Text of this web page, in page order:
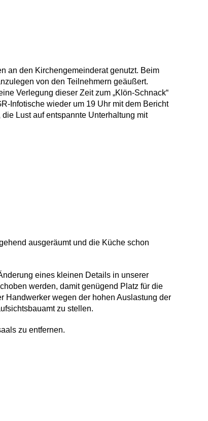
an den Kirchengemeinderat ge­nutzt. Beim
von den Teilnehmern ge­äußert.
Verlegung dieser Zeit zum „Klön-Schnack“
Infotische wie­der um 19 Uhr mit dem Bericht
Lust auf entspannte Unterhaltung mit
ausgeräumt und die Küche schon
eines kleinen Details in unse­rer
wer­den, damit genügend Platz für die
Hand­werker wegen der hohen Auslastung der
zu stellen.
zu entfernen.